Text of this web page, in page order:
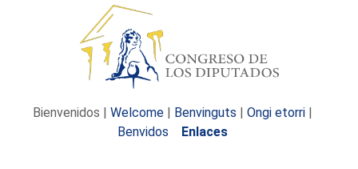
Bienvenidos | Welcome | Benvinguts | Ongi etorri |
Benvidos
Enlaces